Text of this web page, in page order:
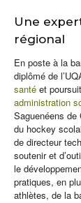
Une
régional
En poste à la
diplômé de
santé et
administration
Saguenéens
du hockey
de directeur
soutenir et
le
pratiques, en
athlètes, de la